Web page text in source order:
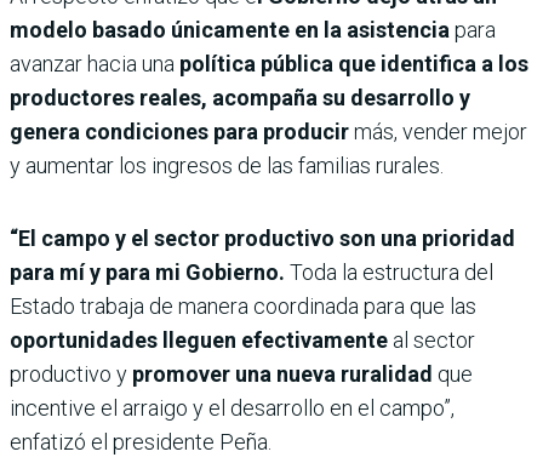
modelo basado únicamente en la asistencia para
avanzar hacia una política pública que identifica a los
productores reales, acompaña su desarrollo y
genera condiciones para producirmás, vender mejor
y aumentar los ingresos de las familias rurales.
“El campo y el sector productivo son una prioridad
para mí y para mi Gobierno. Toda la estructura del
Estado trabaja de manera coordinada para que las
oportunidades lleguen efectivamente al sector
productivo y promover una nueva ruralidad que
incentive el arraigo y el desarrollo en el campo”,
enfatizó el presidente Peña.